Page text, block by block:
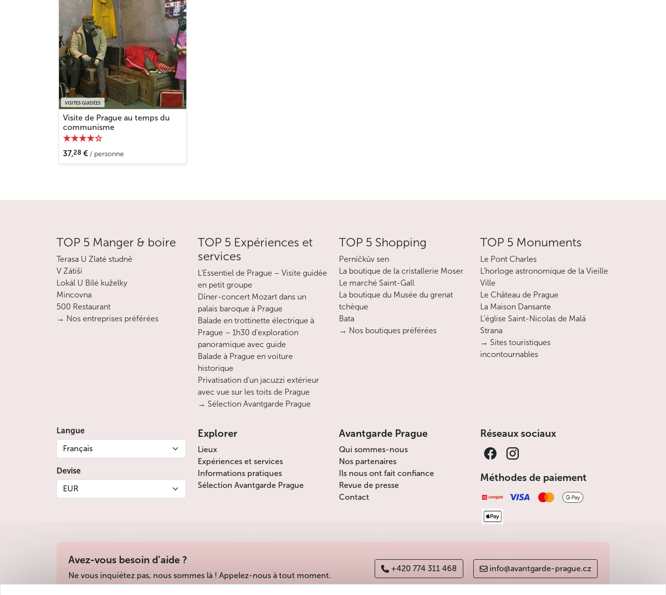
VISITES GUIDÉES
Visite de Prague au temps du
communisme
37,28 € / personne
TOP 5 Manger & boire
Terasa U Zlaté studně
V Zátiší
Lokál U Bílé kuželky
Mincovna
500 Restaurant
→ Nos entreprises préférées
TOP 5 Expériences et
services
L’Essentiel de Prague – Visite guidée
en petit groupe
Dîner-concert Mozart dans un
palais baroque à Prague
Balade en trottinette électrique à
Prague – 1h30 d’exploration
panoramique avec guide
Balade à Prague en voiture
historique
Privatisation d’un jacuzzi extérieur
avec vue sur les toits de Prague
→ Sélection Avantgarde Prague
TOP 5 Shopping
Perníčkův sen
La boutique de la cristallerie Moser
Le marché Saint-Gall
La boutique du Musée du grenat
tchèque
Bata
→ Nos boutiques préférées
TOP 5 Monuments
Le Pont Charles
L’horloge astronomique de la Vieille
Ville
Le Château de Prague
La Maison Dansante
L’église Saint-Nicolas de Malá
Strana
→ Sites touristiques
incontournables
Langue
Français
Devise
EUR
Explorer
Lieux
Expériences et services
Informations pratiques
Sélection Avantgarde Prague
Avantgarde Prague
Qui sommes-nous
Nos partenaires
Ils nous ont fait confiance
Revue de presse
Contact
Réseaux sociaux
Méthodes de paiement
Avez-vous besoin d’aide ?
Ne vous inquiétez pas, nous sommes là ! Appelez-nous à tout moment.
+420 774 311 468 info@avantgarde-prague.cz